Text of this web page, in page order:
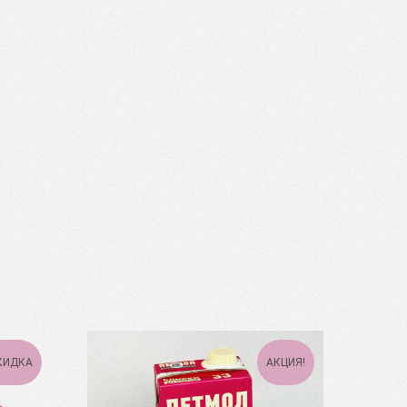
АКЦИЯ!